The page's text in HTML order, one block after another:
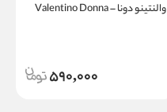
والنتینو دونا – Valentino Donna
590,000